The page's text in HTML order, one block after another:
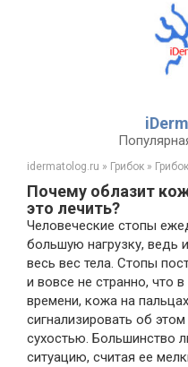
idermatolog.ru » Грибок »
Почему облазит
это лечить?
Человеческие стопы
большую нагрузку, ведь
весь вес тела. Стопы
и вовсе не странно, что
времени, кожа на
сигнализировать об
сухостью. Большинство
ситуацию, считая ее